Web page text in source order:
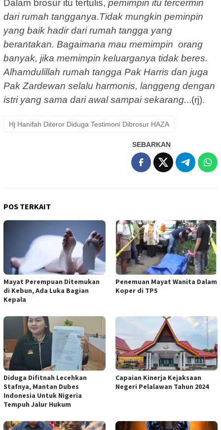
Dalam brosur itu tertulis, pemimpin itu tercermin
dari rumah tangganya.Tidak mungkin peminpin
yang baik hadir dari rumah tangga yang
berantakan. Bagaimana mau memimpin orang
banyak, jika memimpin keluarganya tidak beres.
Alhamdulillah rumah tangga Pak Harris dan juga
Pak Zardewan selalu harmonis, langgeng dengan
istri yang sama dari awal sampai sekarang...(rj).
Hj Hanifah Diteror Diduga Testimoni Dibrosur HAZA
SEBARKAN
POS TERKAIT
Mayat Perempuan Ditemukan
di Kebun, Ada Luka Bagian
Kepala
Penemuan Mayat Wanita Dalam
Koper di TPS
Diduga Difitnah Lecehkan
Stafnya, Mantan Dubes
Indonesia Untuk Nigeria
Tempuh Jalur Hukum
Capaian Kinerja Kejaksaan
Negeri Pelalawan Tahun 2024